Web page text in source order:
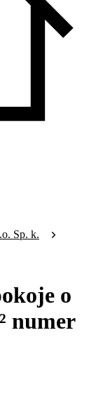
Sp. k.
o
numer